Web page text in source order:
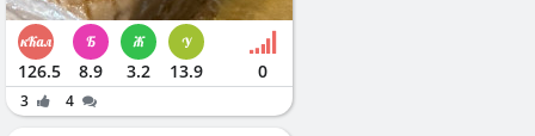
126.5 8.9 3.2 13.9 0
3 4